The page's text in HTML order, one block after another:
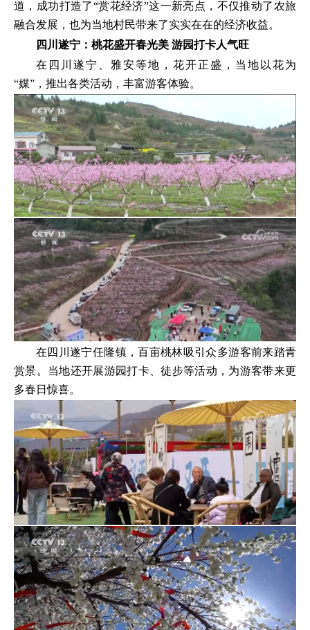
道，成功打造了“赏花经济”这一新亮点，不仅推动了农旅
融合发展，也为当地村民带来了实实在在的经济收益。
四川遂宁：桃花盛开春光美 游园打卡人气旺
在四川遂宁、雅安等地，花开正盛，当地以花为
“媒”，推出各类活动，丰富游客体验。
在四川遂宁任隆镇，百亩桃林吸引众多游客前来踏青
赏景。当地还开展游园打卡、徒步等活动，为游客带来更
多春日惊喜。